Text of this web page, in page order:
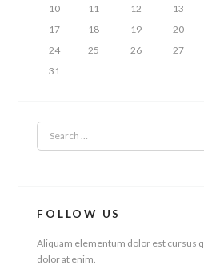
10
11 12 13
17
18 19 20
24
25 26 27
31
FOLLOW US
Aliquam elementum dolor est cursus
dolor at enim.